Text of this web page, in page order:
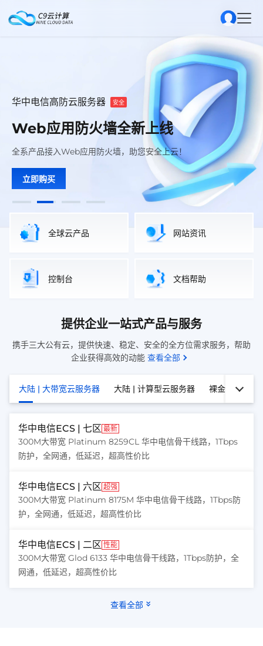
百+高防CDN节点套餐免费送
百+高防CDN节点套餐免费使用，助力网站极速访问，抵御各类
DDoS攻击，为业务安全护航！
立即领取
IDC/ISP/CDN/IRCS证号 B1-20243374
正规企业持证经营
保障企业持证经营合规，实时监测资质状态，简化证件管理流程，
树立可信品牌形象。
立即了解
华中电信高防云服务器 安全
Web应用防火墙全新上线
全系产品接入Web应用防火墙，助您安全上云！
立即购买
Gold 6133
金牌云全新上线
金牌云全新上线，提供极速可靠的云计算服务，让您的业务如虎添
翼。
立即购买
百+高防CDN节点套餐免费送
百+高防CDN节点套餐免费使用，助力网站极速访问，抵御各类
DDoS攻击，为业务安全护航！
立即领取
IDC/ISP/CDN/IRCS证号 B1-20243374
正规企业持证经营
保障企业持证经营合规，实时监测资质状态，简化证件管理流程，
树立可信品牌形象。
立即了解
全球云产品 网站资讯
控制台 文档帮助
提供企业一站式产品与服务
携手三大公有云，提供快速、稳定、安全的全方位需求服务，帮助
企业获得高效的动能 查看全部
大陆 | 大带宽云服务器 大陆 | 计算型云服务器 裸金属物理机
华中电信ECS | 七区 最新
300M大带宽 Platinum 8259CL 华中电信骨干线路，1Tbps
防护，全网通，低延迟，超高性价比
华中电信ECS | 六区 超强
300M大带宽 Platinum 8175M 华中电信骨干线路，1Tbps防
护，全网通，低延迟，超高性价比
华中电信ECS | 二区 性能
300M大带宽 Glod 6133 华中电信骨干线路，1Tbps防护，全
网通，低延迟，超高性价比
查看全部